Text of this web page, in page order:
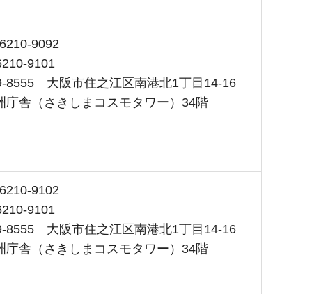
9092
9101
8555 大阪市住之江区南港北1丁目14-16
庁舎（さきしまコスモタワー）34階
9102
9101
8555 大阪市住之江区南港北1丁目14-16
庁舎（さきしまコスモタワー）34階